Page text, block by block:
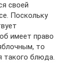
своей
Поскольку
имеет право
то
такого блюда.